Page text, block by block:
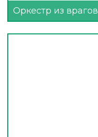
Оркестр из врагов